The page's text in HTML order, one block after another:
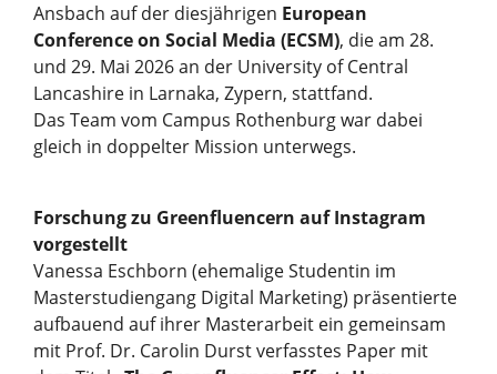
Ansbach auf der diesjährigen European
Conference on Social Media (ECSM), die am 28.
und 29. Mai 2026 an der University of Central
Lancashire in Larnaka, Zypern, stattfand.
Das Team vom Campus Rothenburg war dabei
gleich in doppelter Mission unterwegs.
Forschung zu Greenfluencern auf Instagram
vorgestellt
Vanessa Eschborn (ehemalige Studentin im
Masterstudiengang Digital Marketing) präsentierte
aufbauend auf ihrer Masterarbeit ein gemeinsam
mit Prof. Dr. Carolin Durst verfasstes Paper mit